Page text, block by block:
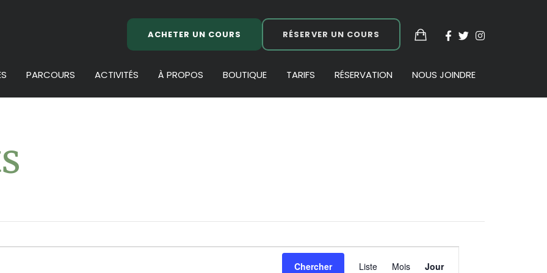
ACHETER UN COURS RÉSERVER UN COURS
PARCOURS ACTIVITÉS À PROPOS BOUTIQUE TARIFS RÉSERVATION NOUS JOINDRE
Chercher
Navigation
Liste Mois Jour